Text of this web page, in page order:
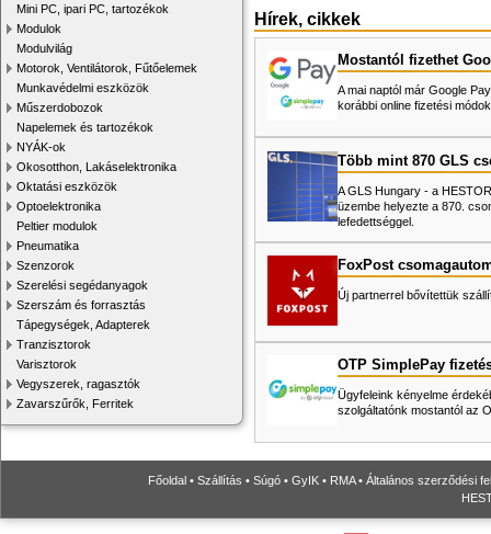
Mini PC, ipari PC, tartozékok
Modulok
Modulvilág
Motorok, Ventilátorok, Fűtőelemek
Munkavédelmi eszközök
Műszerdobozok
Napelemek és tartozékok
NYÁK-ok
Okosotthon, Lakáselektronika
Oktatási eszközök
Optoelektronika
Peltier modulok
Pneumatika
Szenzorok
Szerelési segédanyagok
Szerszám és forrasztás
Tápegységek, Adapterek
Tranzisztorok
Varisztorok
Vegyszerek, ragasztók
Zavarszűrők, Ferritek
Hírek, cikkek
Mostantól fizethet
A mai naptól már Google
korábbi online fizetési
Több mint 870 GLS
A GLS Hungary - a
üzembe helyezte a 870.
lefedettséggel.
FoxPost
Új partnerrel bővítettük
OTP SimplePay
Ügyfeleink kényelme
szolgáltatónk mostantól az
Főoldal • Szállítás • Súgó • GyIK • RMA• Általános szerződési